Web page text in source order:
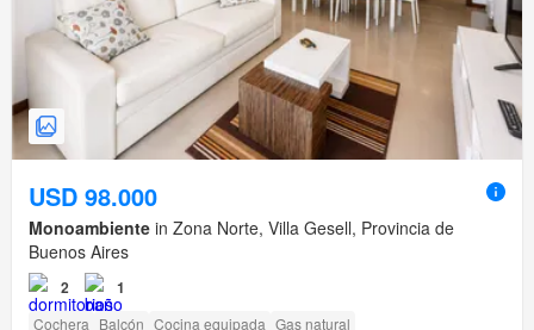
USD 98.000
Monoambiente in Zona Norte, Villa Gesell, Provincia de
Buenos Aires
2 1
Cochera Balcón Cocina equipada Gas natural